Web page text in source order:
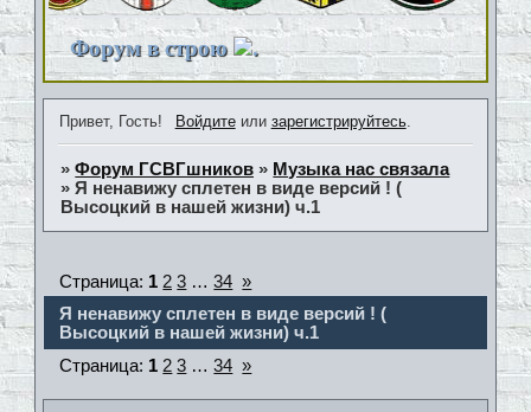
Форум в строю .
Привет, Гость! Войдитеили зарегистрируйтесь.
»Форум ГСВГшников » Музыка нас связала
»Я ненавижу сплетен в виде версий ! (
Высоцкий в нашей жизни) ч.1
Я ненавижу сплетен в виде версий ! (
Высоцкий в нашей жизни) ч.1
Страница: 1 2 3 … 34 »
Страница: 1 2 3 … 34 »